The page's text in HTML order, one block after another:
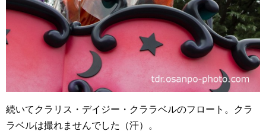
続いてクラリス・デイジー・クララベルのフロート。クラ
ラベルは撮れませんでした（汗）。